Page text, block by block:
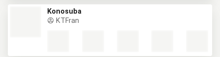
Konosuba
KTFran